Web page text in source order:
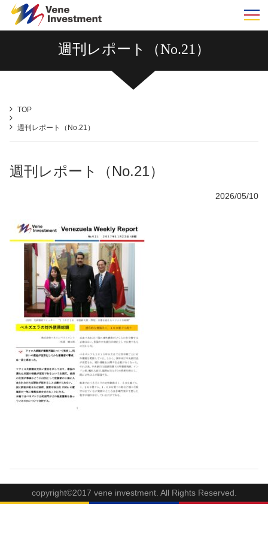
週刊レポート（No.21）
TOP
週刊レポート（No.21）
週刊レポート（No.21）
2026/05/10
copyright©2017 vene investment. All Rights Reserved.